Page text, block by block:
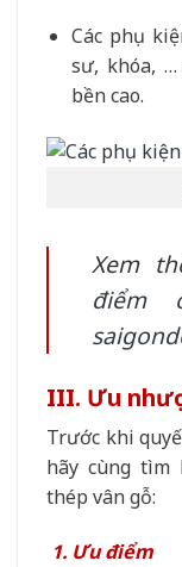
Các phụ
sư, khóa,
bền cao.
Xem
điểm
III. Ưu
Trước khi
hãy cùng tìm
thép vân gỗ:
1. Ưu điểm